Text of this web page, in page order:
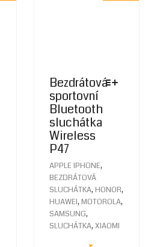
Bezdrátová
sportovní
Bluetooth
sluchátka
Wireless
P47
APPLE IPHONE,
BEZDRÁTOVÁ
SLUCHÁTKA, HONOR,
HUAWEI, MOTOROLA,
SAMSUNG,
SLUCHÁTKA, XIAOMI